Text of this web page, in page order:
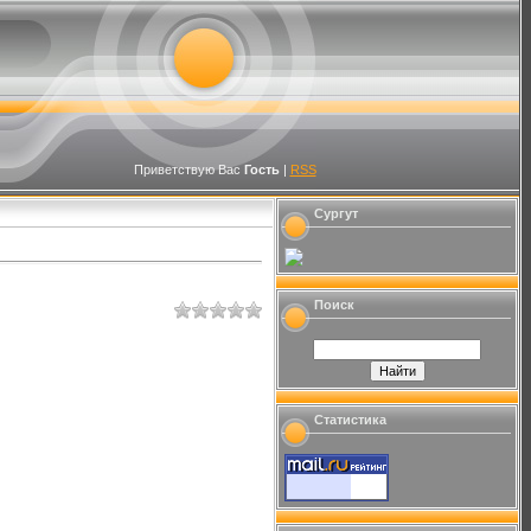
Приветствую Вас Гость| RSS
Сургут
Поиск
Статистика